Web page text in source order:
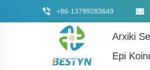
+86-13799283649
Arxiki
Epi